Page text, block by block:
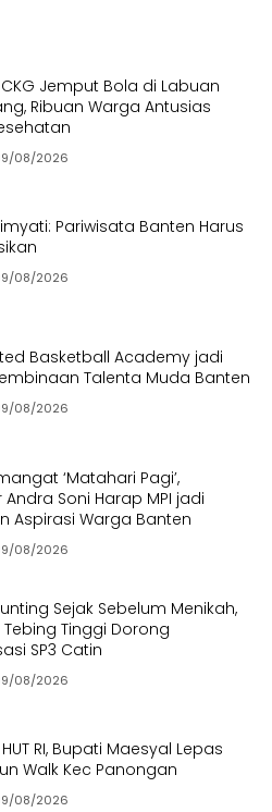
Jemput Bola di Labuan
Ribuan Warga Antusias
08/2026
Pariwisata Banten Harus
08/2026
Basketball Academy jadi
Talenta Muda Banten
08/2026
‘Matahari Pagi’,
Soni Harap MPI jadi
Aspirasi Warga Banten
08/2026
Sejak Sebelum Menikah,
Tebing Tinggi Dorong
SP3 Catin
08/2026
RI, Bupati Maesyal Lepas
Walk Kec Panongan
08/2026